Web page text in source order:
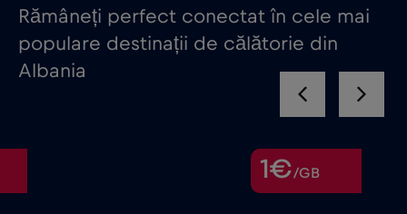
Rămâneți perfect conectat în cele mai
populare destinații de călătorie din
Albania
1€/GB